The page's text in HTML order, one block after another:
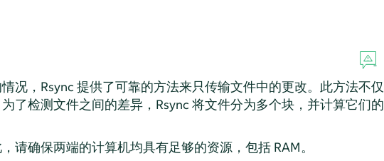
况，Rsync 提供了可靠的方法来只传输文件中的更改。此方法不仅
了检测文件之间的差异，Rsync 将文件分为多个块，并计算它们的
请确保两端的计算机均具有足够的资源，包括 RAM。